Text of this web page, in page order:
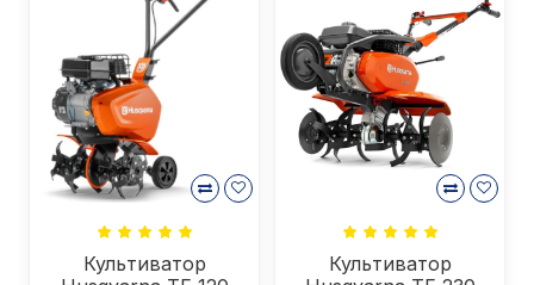
Культиватор
Культиватор